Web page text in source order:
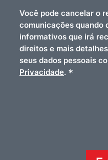
Você pode cancelar o
comunicações quando
informativos que irá
direitos e mais
seus dados pessoais
Privacidade. *